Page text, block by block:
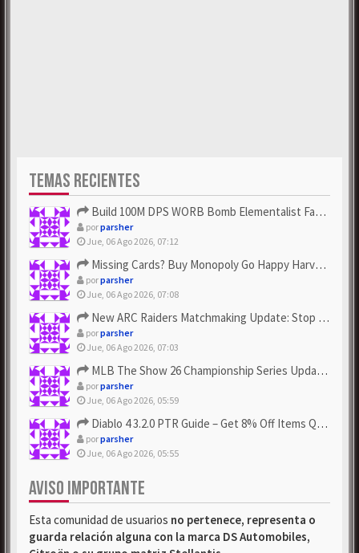
TEMAS RECIENTES
Build 100M DPS WORB Bomb Elementalist Fast - Grab POE Curren...
porparsher
Jue, 06 Ago 2026, 07:12
Missing Cards? Buy Monopoly Go Happy Harvest with Looney Tun...
porparsher
Jue, 06 Ago 2026, 07:08
New ARC Raiders Matchmaking Update: Stop Failed - Grab Bluep...
porparsher
Jue, 06 Ago 2026, 07:03
MLB The Show 26 Championship Series Update! Get Cheap & ...
porparsher
Jue, 06 Ago 2026, 05:59
Diablo 4 3.2.0 PTR Guide – Get 8% Off Items Quickly to Test ...
porparsher
Jue, 06 Ago 2026, 05:55
AVISO IMPORTANTE
Esta comunidad de usuarios no pertenece, representa o
guarda relación alguna con la marca DS Automobiles,